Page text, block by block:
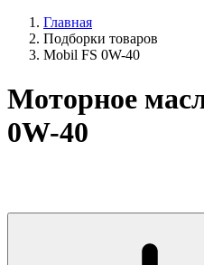
Главная
Подборки товаров
Mobil FS 0W-40
Моторное
0W-40